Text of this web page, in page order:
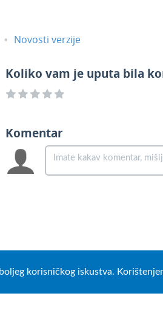
korisničkog iskustva.
Novosti verzije
Koliko vam je uputa bila
Komentar